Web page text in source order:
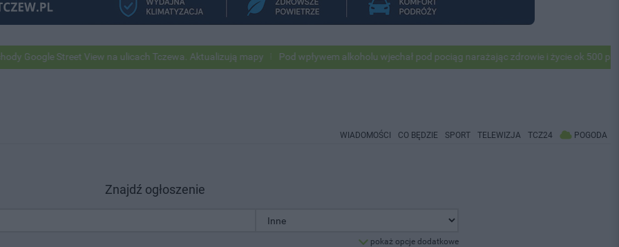
View na ulicach Tczewa. Aktualizują mapy Pod wpływem alkoholu wjechał pod pociąg narażając zdrowie i życie ok 500 pasażerów!
WIADOMOŚCI CO BĘDZIE SPORT TELEWIZJA TCZ24 POGODA
Znajdź ogłoszenie
pokaż opcje dodatkowe